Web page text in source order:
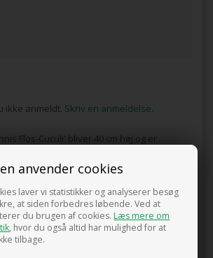
anvender cookies
laver vi statistikker og analyserer besøg
at siden forbedres løbende. Ved at
du brugen af cookies.Læs mere om
, hvor du også altid har mulighed for at
tilbage.
ikke anmeldt. Skriv en anmeldelse.
Flos-Cuculi' bliver 40 cm høj og er
smukke blomster.
også interesseret i følgende